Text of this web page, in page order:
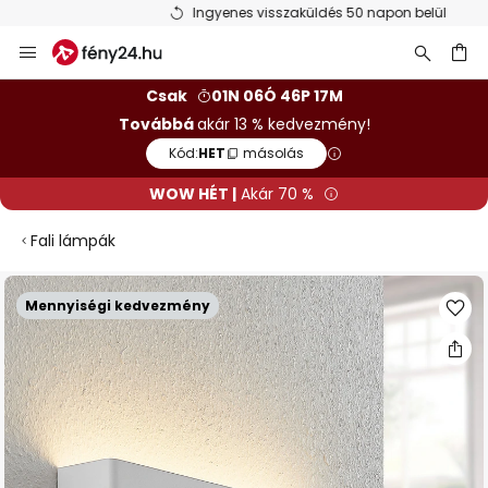
Ingyenes visszaküldés 50 napon belül
Ugrás
a
Csak
01N 06Ó 46P 17M
Továbbáakár 13 % kedvezmény!
Kód:HET másolás
WOW HÉT | Akár 70 %
Fali lámpák
Mennyiségi kedvezmény
Ugrás
a
képgaléria
végére